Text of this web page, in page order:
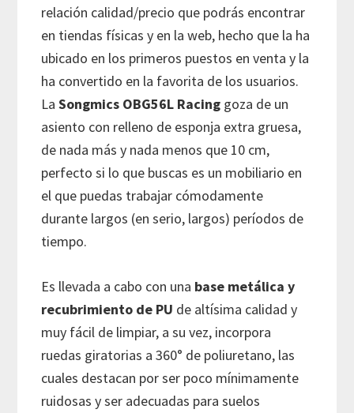
relación calidad/precio que podrás encontrar
en tiendas físicas y en la web, hecho que la ha
ubicado en los primeros puestos en venta y la
ha convertido en la favorita de los usuarios.
LaSongmics OBG56L Racing goza de un
asiento con relleno de esponja extra gruesa,
de nada más y nada menos que 10 cm,
perfecto si lo que buscas es un mobiliario en
el que puedas trabajar cómodamente
durante largos (en serio, largos) períodos de
tiempo.
Es llevada a cabo con una base metálica y
recubrimiento de PU de altísima calidad y
muy fácil de limpiar, a su vez, incorpora
ruedas giratorias a 360° de poliuretano, las
cuales destacan por ser poco mínimamente
ruidosas y ser adecuadas para suelos